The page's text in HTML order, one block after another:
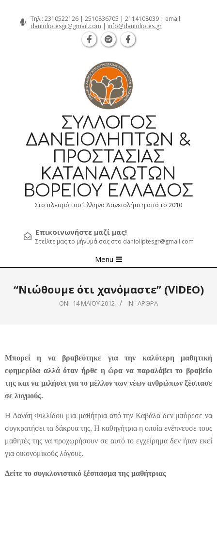
Τηλ.: 2310522126 | 2510836705 | 2114108039 | email:
danioliptesgr@gmail.com | info@danioliptes.gr
ΣΎΛΛΟΓΟΣ
ΔΑΝΕΙΟΛΗΠΤΏΝ &
ΠΡΟΣΤΑΣΊΑΣ
ΚΑΤΑΝΑΛΩΤΏΝ
ΒΟΡΕΊΟΥ ΕΛΛΆΔΟΣ
Στο πλευρό του Έλληνα Δανειολήπτη από το 2010
Επικοινωνήστε μαζί μας!
Στείλτε μας το μήνυμά σας στο danioliptesgr@gmail.com
Navigation
Menu
“Νιώθουμε ότι χανόμαστε” (VIDEO)
ON: 14 ΜΑΪ́ΟΥ 2012 IN: ΆΡΘΡΑ
Μπορεί η να βραβεύτηκε για την καλύτερη μαθητική
εφημερίδα αλλά όταν ήρθε η ώρα να παραλάβει το βραβείο
της και να μιλήσει για το μέλλον των νέων ανθρώπων ξέσπασε
σε λυγμούς.
Η Δανάη Φιλλίδου μια μαθήτρια από την Καβάλα δεν μπόρεσε να
συγκρατήσει τα δάκρυα της. Η καθηγήτρια η οποία ενέπνευσε τους
μαθητές της να προχωρήσουν σε αυτό το εγχείρημα δεν ήταν εκεί
για οικονομικούς λόγους.
Δείτε το συγκλονιστικό ξέσπασμα της μαθήτριας